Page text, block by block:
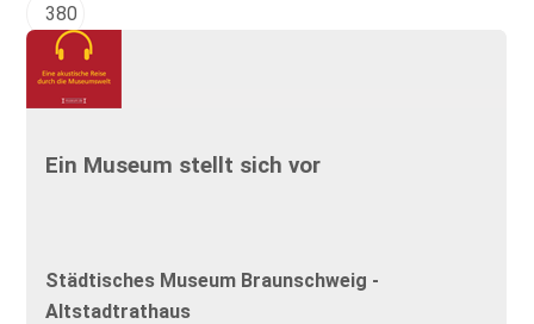
380
Ein Museum stellt sich vor
Städtisches Museum Braunschweig -
Altstadtrathaus